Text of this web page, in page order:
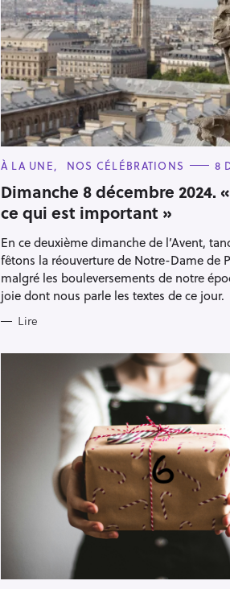
C
T
E
G
O
I
E
S
À LA UNE NOS CÉLÉBRATIONS 8
Dimanche 8 décembre 2024.
ce qui est important »
En ce deuxième dimanche de l’Avent,
fêtons la réouverture de Notre-Dame de
malgré les bouleversements de notre
joie dont nous parle les textes de ce jour.
Lire